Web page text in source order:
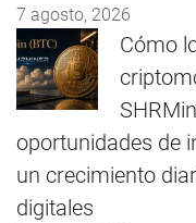
7 agosto, 2026
Cómo
oportunidades de
un crecimiento
digitales